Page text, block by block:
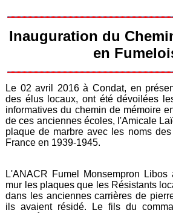
Inauguration du
en
Le 02 avril 2016 à Condat, en
des élus locaux, ont été dévoilées
informatives du chemin de mémoire
de ces anciennes écoles, l'Amicale
plaque de marbre avec les noms
France en 1939-1945.
L'ANACR Fumel Monsempron
mur les plaques que les Résistants
dans les anciennes carrières de
ils avaient résidé. Le fils du